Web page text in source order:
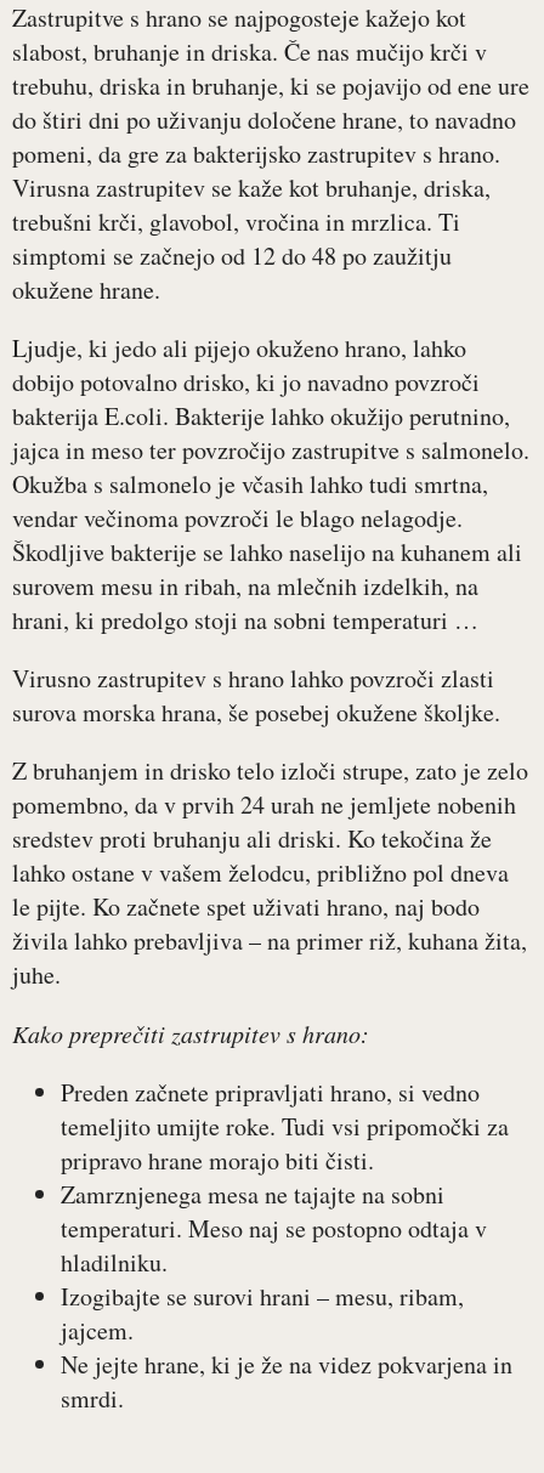
Zastrupitve s hrano se najpogosteje kažejo kot
slabost, bruhanje in driska. Če nas mučijo krči v
trebuhu, driska in bruhanje, ki se pojavijo od ene ure
do štiri dni po uživanju določene hrane, to navadno
pomeni, da gre za bakterijsko zastrupitev s hrano.
Virusna zastrupitev se kaže kot bruhanje, driska,
trebušni krči, glavobol, vročina in mrzlica. Ti
simptomi se začnejo od 12 do 48 po zaužitju
okužene hrane.
Ljudje, ki jedo ali pijejo okuženo hrano, lahko
dobijo potovalno drisko, ki jo navadno povzroči
bakterija E.coli. Bakterije lahko okužijo perutnino,
jajca in meso ter povzročijo zastrupitve s salmonelo.
Okužba s salmonelo je včasih lahko tudi smrtna,
vendar večinoma povzroči le blago nelagodje.
Škodljive bakterije se lahko naselijo na kuhanem ali
surovem mesu in ribah, na mlečnih izdelkih, na
hrani, ki predolgo stoji na sobni temperaturi …
Virusno zastrupitev s hrano lahko povzroči zlasti
surova morska hrana, še posebej okužene školjke.
Z bruhanjem in drisko telo izloči strupe, zato je zelo
pomembno, da v prvih 24 urah ne jemljete nobenih
sredstev proti bruhanju ali driski. Ko tekočina že
lahko ostane v vašem želodcu, približno pol dneva
le pijte. Ko začnete spet uživati hrano, naj bodo
živila lahko prebavljiva – na primer riž, kuhana žita,
juhe.
Kako preprečiti zastrupitev s hrano:
Preden začnete pripravljati hrano, si vedno
temeljito umijte roke. Tudi vsi pripomočki za
pripravo hrane morajo biti čisti.
Zamrznjenega mesa ne tajajte na sobni
temperaturi. Meso naj se postopno odtaja v
hladilniku.
Izogibajte se surovi hrani – mesu, ribam,
jajcem.
Ne jejte hrane, ki je že na videz pokvarjena in
smrdi.